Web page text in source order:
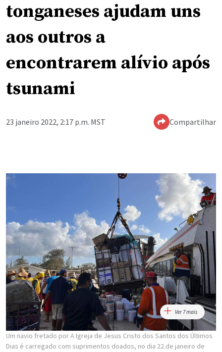
tonganeses ajudam uns
aos outros a
encontrarem alívio após
tsunami
23 janeiro 2022, 2:17 p.m. MST Compartilhar
Ver 7 mais
Um navio fretado por A Igreja de Jesus Cristo dos Santos dos Últimos
Dias é carregado com suprimentos doados, no dia 22 de janeiro de